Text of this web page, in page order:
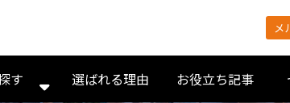
メ
す 選ばれる理由 お役立ち記事